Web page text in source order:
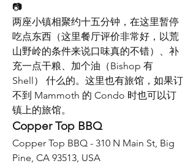
📷
两座小镇相聚约十五分钟，在这里暂停
吃点东西（这里餐厅评价非常好，以荒
山野岭的条件来说口味真的不错）、补
充一点干粮、加个油（Bishop 有
Shell） 什么的。这里也有旅馆，如果订
不到 Mammoth 的 Condo 时也可以订
镇上的旅馆。
Copper Top BBQ
Copper Top BBQ - 310 N Main St, Big
Pine, CA 93513, USA